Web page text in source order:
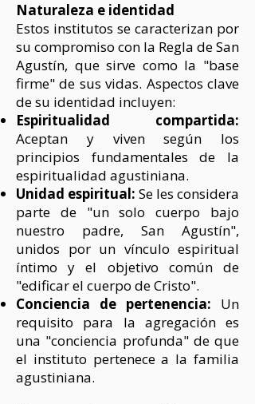
Naturaleza e identidad
Estos institutos se caracterizan por
su compromiso con la Regla de San
Agustín, que sirve como la "base
firme" de sus vidas. Aspectos clave
de su identidad incluyen:
Espiritualidad compartida:
Aceptan y viven según los
principios fundamentales de la
espiritualidad agustiniana.
Unidad espiritual: Se les considera
parte de "un solo cuerpo bajo
nuestro padre, San Agustín",
unidos por un vínculo espiritual
íntimo y el objetivo común de
"edificar el cuerpo de Cristo".
Conciencia de pertenencia: Un
requisito para la agregación es
una "conciencia profunda" de que
el instituto pertenece a la familia
agustiniana.